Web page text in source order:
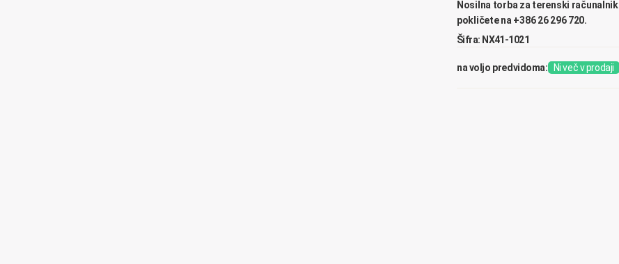
Nosilna torba za terenski računalnik
pokličete na +386 26 296 720.
Šifra: NX41-1021
na voljo predvidoma: Ni več v prodaji